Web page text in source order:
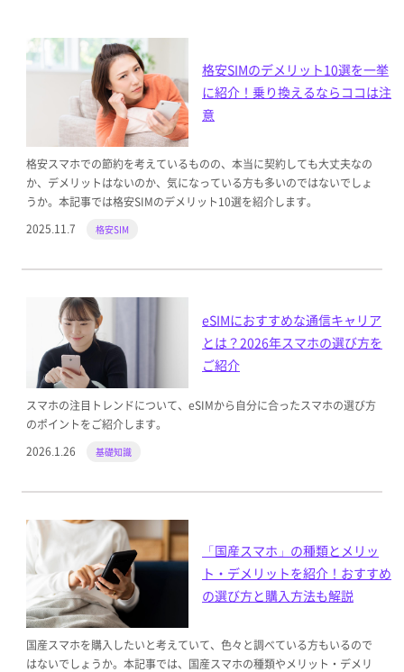
格安SIMのデメリット10選を一挙
に紹介！乗り換えるならココは注
意
格安スマホでの節約を考えているものの、本当に契約しても大丈夫なの
か、デメリットはないのか、気になっている方も多いのではないでしょ
うか。本記事では格安SIMのデメリット10選を紹介します。
2025.11.7
格安SIM
eSIMにおすすめな通信キャリア
とは？2026年スマホの選び方を
ご紹介
スマホの注目トレンドについて、eSIMから自分に合ったスマホの選び方
のポイントをご紹介します。
2026.1.26
基礎知識
「国産スマホ」の種類とメリッ
ト・デメリットを紹介！おすすめ
の選び方と購入方法も解説
国産スマホを購入したいと考えていて、色々と調べている方もいるので
はないでしょうか。本記事では、国産スマホの種類やメリット・デメリ